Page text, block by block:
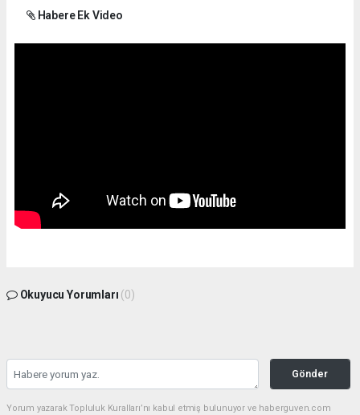
Habere Ek Video
Okuyucu Yorumları (0)
Gönder
Yorum yazarak Topluluk Kuralları’nı kabul etmiş bulunuyor ve haberguven.com